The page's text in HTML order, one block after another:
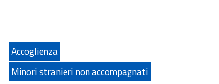
Accoglienza
Minori stranieri non accompagnati